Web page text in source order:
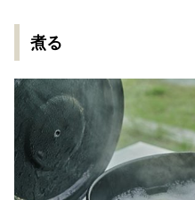
煮る